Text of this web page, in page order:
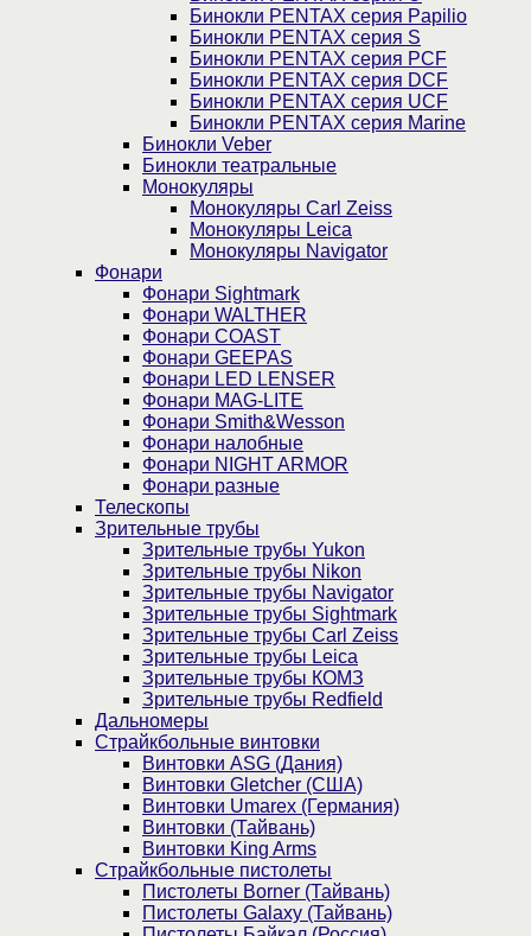
Бинокли PENTAX серия Papilio
Бинокли PENTAX серия S
Бинокли PENTAX серия PCF
Бинокли PENTAX серия DCF
Бинокли PENTAX серия UCF
Бинокли PENTAX серия Marine
Бинокли Veber
Бинокли театральные
Монокуляры
Монокуляры Carl Zeiss
Монокуляры Leica
Монокуляры Navigator
Фонари
Фонари Sightmark
Фонари WALTHER
Фонари COAST
Фонари GEEPAS
Фонари LED LENSER
Фонари MAG-LITE
Фонари Smith&Wesson
Фонари налобные
Фонари NIGHT ARMOR
Фонари разные
Телескопы
Зрительные трубы
Зрительные трубы Yukon
Зрительные трубы Nikon
Зрительные трубы Navigator
Зрительные трубы Sightmark
Зрительные трубы Carl Zeiss
Зрительные трубы Leica
Зрительные трубы КОМЗ
Зрительные трубы Redfield
Дальномеры
Страйкбольные винтовки
Винтовки ASG (Дания)
Винтовки Gletcher (США)
Винтовки Umarex (Германия)
Винтовки (Тайвань)
Винтовки King Arms
Страйкбольные пистолеты
Пистолеты Borner (Тайвань)
Пистолеты Galaxy (Тайвань)